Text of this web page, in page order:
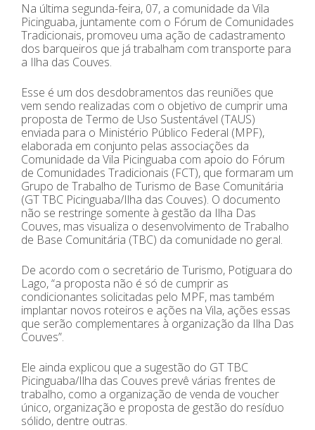
Na última segunda-feira, 07, a comunidade da Vila
Picinguaba, juntamente com o Fórum de Comunidades
Tradicionais, promoveu uma ação de cadastramento
dos barqueiros que já trabalham com transporte para
a Ilha das Couves.
Esse é um dos desdobramentos das reuniões que
vem sendo realizadas com o objetivo de cumprir uma
proposta de Termo de Uso Sustentável (TAUS)
enviada para o Ministério Público Federal (MPF),
elaborada em conjunto pelas associações da
Comunidade da Vila Picinguaba com apoio do Fórum
de Comunidades Tradicionais (FCT), que formaram um
Grupo de Trabalho de Turismo de Base Comunitária
(GT TBC Picinguaba/Ilha das Couves). O documento
não se restringe somente à gestão da Ilha Das
Couves, mas visualiza o desenvolvimento de Trabalho
de Base Comunitária (TBC) da comunidade no geral.
De acordo com o secretário de Turismo, Potiguara do
Lago, “a proposta não é só de cumprir as
condicionantes solicitadas pelo MPF, mas também
implantar novos roteiros e ações na Vila, ações essas
que serão complementares à organização da Ilha Das
Couves”.
Ele ainda explicou que a sugestão do GT TBC
Picinguaba/Ilha das Couves prevê várias frentes de
trabalho, como a organização de venda de voucher
único, organização e proposta de gestão do resíduo
sólido, dentre outras.